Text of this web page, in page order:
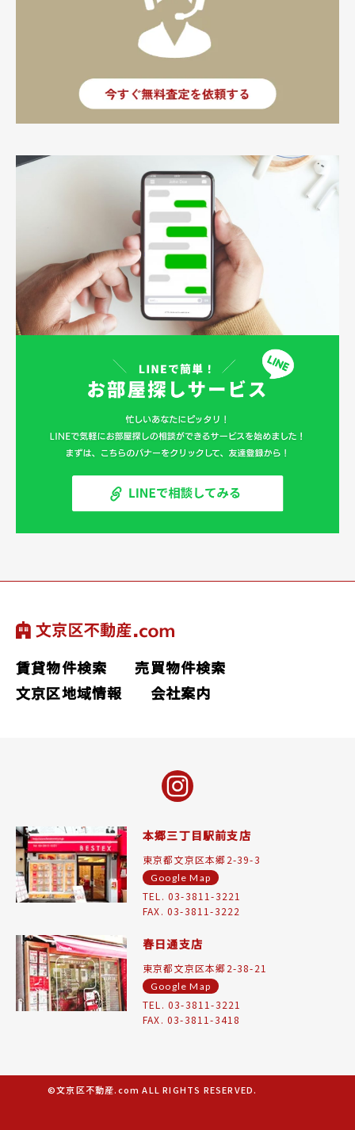
賃貸物件検索
売買物件検索
文京区地域情報
会社案内
本郷三丁目駅前支店
東京都文京区本郷2-39-3
Google Map
TEL. 03-3811-3221
FAX. 03-3811-3222
春日通支店
東京都文京区本郷2-38-21
Google Map
TEL. 03-3811-3221
FAX. 03-3811-3418
©文京区不動産.com ALL RIGHTS RESERVED.